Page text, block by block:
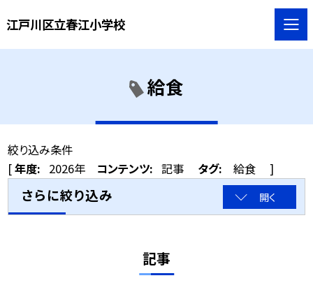
江戸川区立春江小学校
給食
絞り込み条件
[年度: 2026年 コンテンツ: 記事 タグ: 給食 ]
さらに絞り込み 開く
記事